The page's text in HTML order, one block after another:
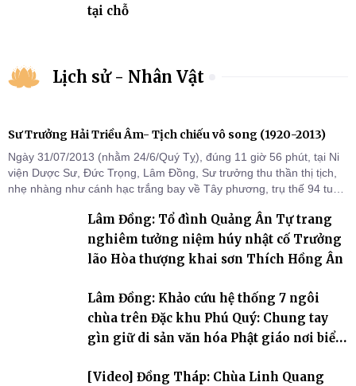
tại chỗ
Lịch sử - Nhân Vật
Sư Trưởng Hải Triều Âm- Tịch chiếu vô song (1920-2013)
Ngày 31/07/2013 (nhằm 24/6/Quý Tỵ), đúng 11 giờ 56 phút, tại Ni
viện Dược Sư, Đức Trọng, Lâm Đồng, Sư trưởng thu thần thị tịch,
nhẹ nhàng như cánh hạc trắng bay về Tây phương, trụ thế 94 tuổi
Lâm Đồng: Tổ đình Quảng Ân Tự trang
nghiêm tưởng niệm húy nhật cố Trưởng
lão Hòa thượng khai sơn Thích Hồng Ân
Lâm Đồng: Khảo cứu hệ thống 7 ngôi
chùa trên Đặc khu Phú Quý: Chung tay
gìn giữ di sản văn hóa Phật giáo nơi biển
[Video] Đồng Tháp: Chùa Linh Quang